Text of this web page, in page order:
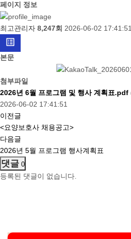
페이지 정보
최고관리자 8,247회 2026-06-02 17:41:51
list_alt
본문
첨부파일
2026년 6월 프로그램 및 행사 계획표.pdf
2026-06-02 17:41:51
이전글
<요양보호사 채용공고>
다음글
2026년 5월 프로그램 행사계획표
댓글 0
등록된 댓글이 없습니다.